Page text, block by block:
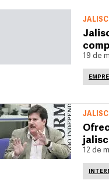
19 de
12 de